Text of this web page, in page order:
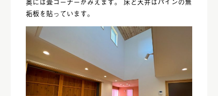
垢板を貼っています。